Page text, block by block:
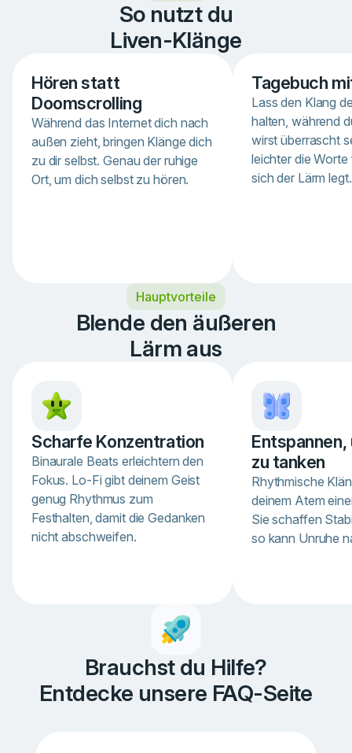
So nutzt du
Liven-Klänge
Hören statt
Doomscrolling
Während das Internet dich nach
außen zieht, bringen Klänge dich
zu dir selbst. Genau der ruhige
Ort, um dich selbst zu hören.
Tagebuch
Lass den Klang
halten, während
wirst überrascht
leichter die
sich der Lärm legt.
Hauptvorteile
Blende den äußeren
Lärm aus
Scharfe Konzentration
Binaurale Beats erleichtern den
Fokus. Lo-Fi gibt deinem Geist
genug Rhythmus zum
Festhalten, damit die Gedanken
nicht abschweifen.
zu tanken
Rhythmische
deinem Atem
Sie schaffen
so kann Unruhe
Brauchst du Hilfe?
Entdecke unsere FAQ-Seite